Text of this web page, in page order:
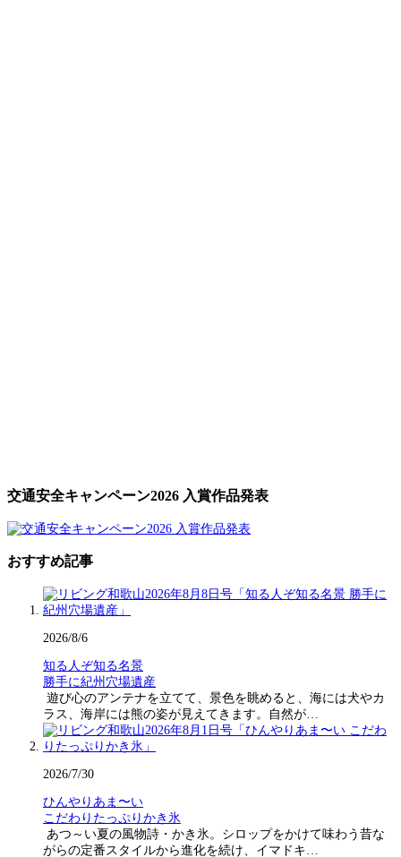
交通安全キャンペーン2026 入賞作品発表
おすすめ記事
2026/8/6
知る人ぞ知る名景
勝手に紀州穴場遺産
遊び心のアンテナを立てて、景色を眺めると、海には犬やカ
ラス、海岸には熊の姿が見えてきます。自然が…
2026/7/30
ひんやりあま〜い
こだわりたっぷりかき氷
あつ～い夏の風物詩・かき氷。シロップをかけて味わう昔な
がらの定番スタイルから進化を続け、イマドキ…